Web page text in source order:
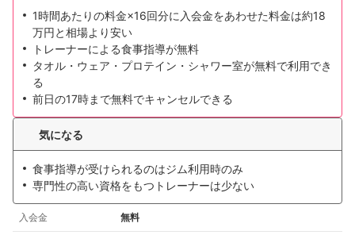
1時間あたりの料金×16回分に入会金をあわせた料金は約18
万円と相場より安い
トレーナーによる食事指導が無料
タオル・ウェア・プロテイン・シャワー室が無料で利用でき
る
前日の17時まで無料でキャンセルできる
気になる
食事指導が受けられるのはジム利用時のみ
専門性の高い資格をもつトレーナーは少ない
入会金 無料